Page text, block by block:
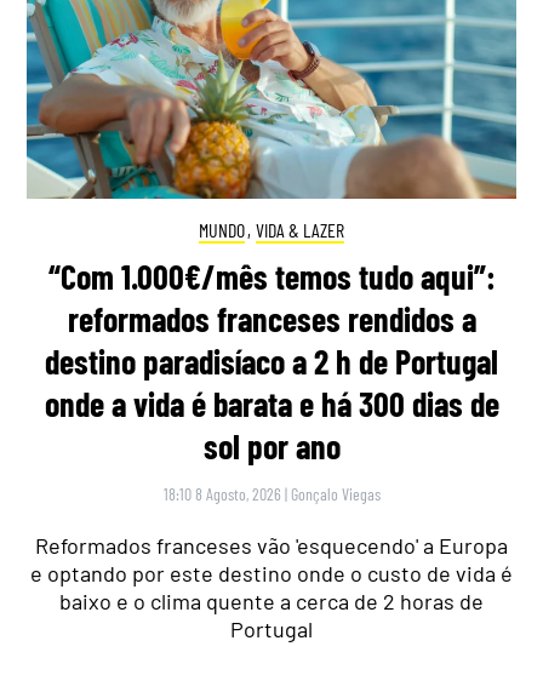
MUNDO, VIDA & LAZER
“Com 1.000€/mês temos tudo aqui”:
reformados franceses rendidos a
destino paradisíaco a 2 h de Portugal
onde a vida é barata e há 300 dias de
sol por ano
18:10 8 Agosto, 2026 | Gonçalo Viegas
Reformados franceses vão 'esquecendo' a Europa
e optando por este destino onde o custo de vida é
baixo e o clima quente a cerca de 2 horas de
Portugal